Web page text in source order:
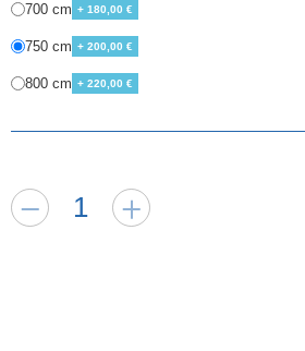
700 cm + 180,00 €
750 cm + 200,00 €
800 cm + 220,00 €